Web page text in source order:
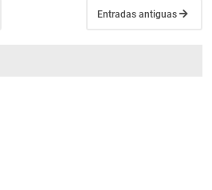
Entradas antiguas